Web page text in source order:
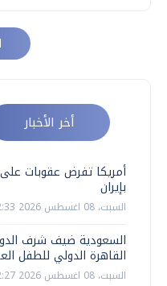
أخر الأخبار
أمريكا تفرض عقوبات
بإيران
السبت، 08 اغسطس 2026 12:33 ص
السعودية ضيف شرف
القاهرة الدولي للطفل العربي
السبت، 08 اغسطس 2026 12:27 ص